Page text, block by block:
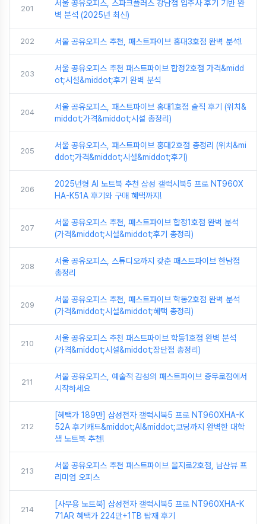
201
서울 공유오피스, 스파크플러스 강남점 입주사 후기 기반 완
벽 분석 (2025년 최신)
202 서울 공유오피스 추천, 패스트파이브 홍대3호점 완벽 분석!
203
서울 공유오피스 추천 패스트파이브 합정2호점 가격&midd
ot;시설&middot;후기 완벽 분석
204
서울 공유오피스, 패스트파이브 홍대1호점 솔직 후기 (위치&
middot;가격&middot;시설 총정리)
205
서울 공유오피스, 패스트파이브 홍대2호점 총정리 (위치&mi
ddot;가격&middot;시설&middot;후기)
206
2025년형 AI 노트북 추천 삼성 갤럭시북5 프로 NT960X
HA-K51A 후기와 구매 혜택까지!
207
서울 공유오피스 추천, 패스트파이브 합정1호점 완벽 분석
(가격&middot;시설&middot;후기 총정리)
208
서울 공유오피스, 스튜디오까지 갖춘 패스트파이브 한남점
총정리
209
서울 공유오피스 추천, 패스트파이브 학동2호점 완벽 분석
(가격&middot;시설&middot;혜택 총정리)
210
서울 공유오피스 추천 패스트파이브 학동1호점 완벽 분석
(가격&middot;시설&middot;장단점 총정리)
211
서울 공유오피스, 예술적 감성의 패스트파이브 충무로점에서
시작하세요
212
[혜택가 189만] 삼성전자 갤럭시북5 프로 NT960XHA-K
52A 후기캐드&middot;AI&middot;코딩까지 완벽한 대학
생 노트북 추천!
213
서울 공유오피스 추천 패스트파이브 을지로2호점, 남산뷰 프
리미엄 오피스
214
[사무용 노트북] 삼성전자 갤럭시북5 프로 NT960XHA-K
71AR 혜택가 224만+1TB 탑재 후기